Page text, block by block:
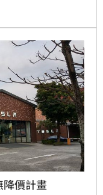
獲得維持零關稅
過各種出版品讓美
價計畫